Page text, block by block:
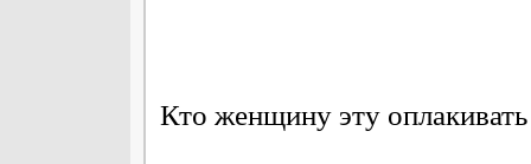
Кто женщину эту оплакивать